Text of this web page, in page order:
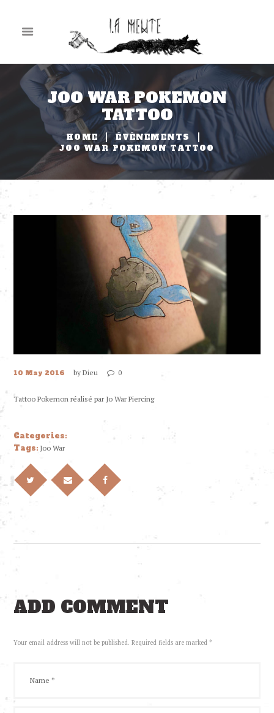
JOO WAR POKEMON
TATTOO
HOME
ÉVÈNEMENTS
JOO WAR POKEMON TATTOO
10 May 2016 by Dieu 0
Tattoo Pokemon réalisé par Jo War Piercing
Categories:
Tags: Joo War
ADD COMMENT
Your email address will not be published. Required fields are marked *